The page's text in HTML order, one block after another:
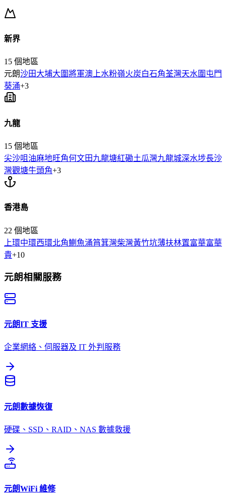
新界
15 個地區
元朗沙田大埔大圍將軍澳上水粉嶺火炭白石角荃灣天水圍 屯門
葵涌+3
九龍
15 個地區
尖沙咀 油麻地旺角何文田九龍塘紅磡土瓜灣九龍城深水埗長沙
灣觀塘牛頭角+3
香港島
22 個地區
上環中環西環北角鰂魚涌筲箕灣柴灣黃竹坑薄扶林置富華富華
貴+10
元朗相關服務
元朗IT 支援
企業網絡、伺服器及 IT 外判服務
元朗數據恢復
硬碟、SSD、RAID、NAS 數據救援
元朗WiFi 維修